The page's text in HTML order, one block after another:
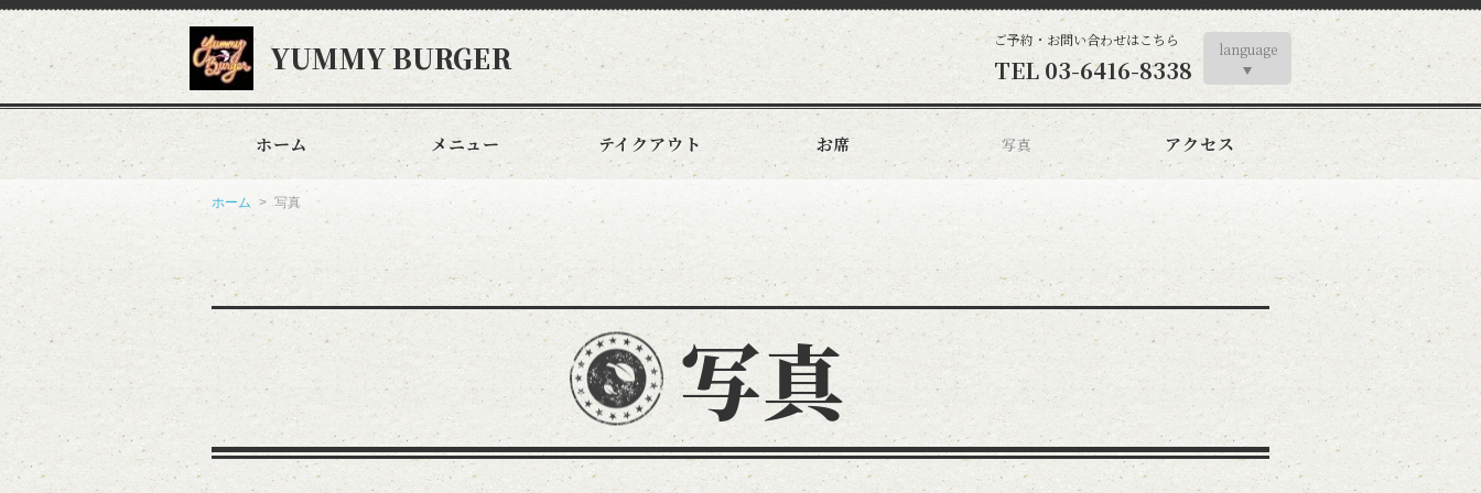
YUMMY BURGER ご予約・お問い合わせはこちら
TEL03-6416-8338
language
ホーム メニュー テイクアウト お席 写真 アクセス
ホーム 写真
写真